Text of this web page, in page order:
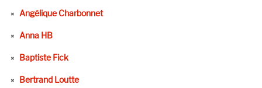
Angélique Charbonnet
Anna HB
Baptiste Fick
Bertrand Loutte